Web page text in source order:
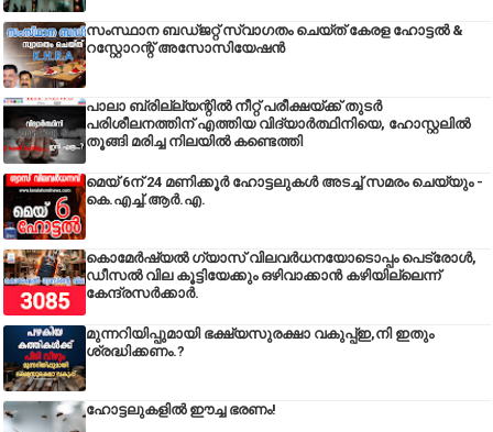
സംസ്ഥാന ബഡ്‌ജറ്റ് സ്വാഗതം ചെയ്ത് കേരള ഹോട്ടൽ &
റസ്റ്റോറന്റ് അസോസിയേഷൻ
പാലാ ബ്രില്ല്യന്റിൽ നീറ്റ് പരീക്ഷയ്ക്ക് തുടർ
പരിശീലനത്തിന് എത്തിയ വിദ്യാർത്ഥിനിയെ, ഹോസ്റ്റലിൽ
തൂങ്ങി മരിച്ച നിലയിൽ കണ്ടെത്തി
മെയ് 6ന് 24 മണിക്കൂർ ഹോട്ടലുകൾ അടച്ച് സമരം ചെയ്യും -
കെ.എച്ച്.ആർ.എ.
കൊമേർഷ്യൽ ഗ്യാസ് വിലവർധനയോടൊപ്പം പെട്രോൾ,
ഡീസല്‍ വില കൂട്ടിയേക്കും ഒഴിവാക്കാന്‍ കഴിയില്ലെന്ന്
കേന്ദ്രസര്‍ക്കാര്‍.
മുന്നറിയിപ്പുമായി ഭക്ഷ്യസുരക്ഷാ വകുപ്പ്ഇ,നി ഇതും
ശ്രദ്ധിക്കണം.?
ഹോട്ടലുകളിൽ ഈച്ച ഭരണം!